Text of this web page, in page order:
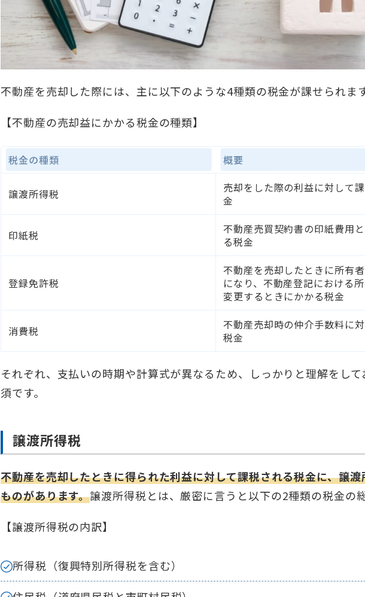
不動産を売却した際には、主に以下のような4種類の税金が課せられます
【不動産の売却益にかかる税金の種類】
税金の種類 概要
譲渡所得税
売却をした際の利益に対して
金
印紙税
不動産売買契約書の印紙費用
る税金
登録免許税
不動産を売却したときに所有
になり、不動産登記における
変更するときにかかる税金
消費税
不動産売却時の仲介手数料に
税金
それぞれ、支払いの時期や計算式が異なるため、しっかりと理解をし
須です。
譲渡所得税
不動産を売却したときに得られた利益に対して課税される税金に、譲
ものがあります。譲渡所得税とは、厳密に言うと以下の2種類の税金の総
【譲渡所得税の内訳】
所得税（復興特別所得税を含む）